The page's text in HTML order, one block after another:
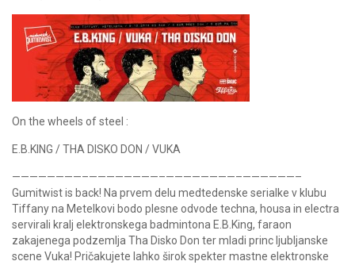
On the wheels of steel :
E.B.KING / THA DISKO DON / VUKA
————————–————————–————————–——————–
Gumitwist is back! Na prvem delu medtedenske serialke v klubu
Tiffany na Metelkovi bodo plesne odvode techna, housa in electra
servirali kralj elektronskega badmintona E.B.King, faraon
zakajenega podzemlja Tha Disko Don ter mladi princ ljubljanske
scene Vuka! Pričakujete lahko širok spekter mastne elektronske